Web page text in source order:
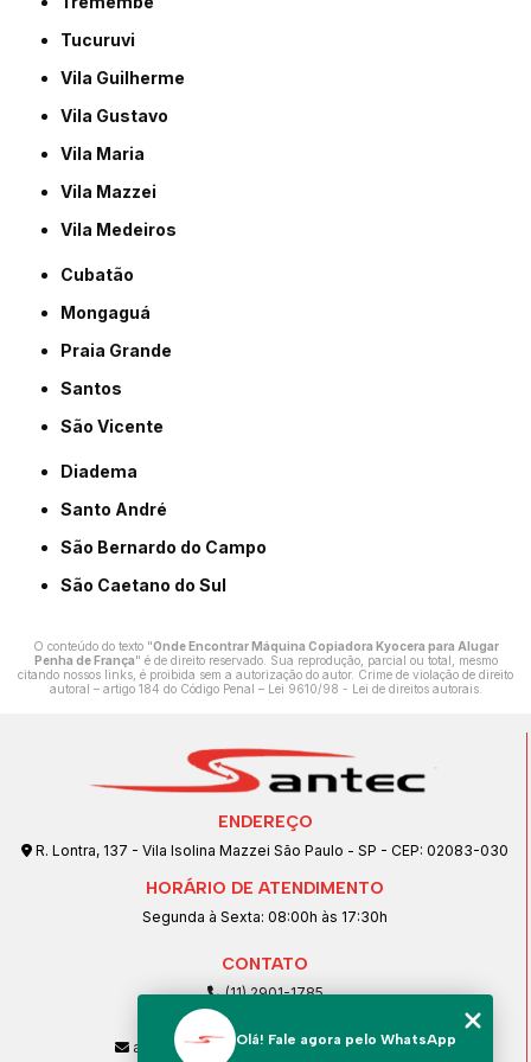
Tucuruvi
Vila Guilherme
Vila Gustavo
Vila Maria
Vila Mazzei
Vila Medeiros
Cubatão
Mongaguá
Praia Grande
Santos
São Vicente
Diadema
Santo André
São Bernardo do Campo
São Caetano do Sul
O conteúdo do texto "Onde Encontrar Máquina Copiadora Kyocera para Alugar
Penha de França" é de direito reservado. Sua reprodução, parcial ou total, mesmo
citando nossos links, é proibida sem a autorização do autor. Crime de violação de direito
autoral – artigo 184 do Código Penal – Lei 9610/98 - Lei de direitos autorais.
ENDEREÇO
R. Lontra, 137 - Vila Isolina Mazzei São Paulo - SP - CEP: 02083-030
HORÁRIO DE ATENDIMENTO
Segunda à Sexta: 08:00h às 17:30h
CONTATO
(11) 2901-1785
(11) 99239-1832
atendimento@santeccopiadoras.com.br
Olá! Fale agora pelo WhatsApp